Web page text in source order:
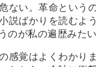
ない。革命という
説ばかりを読むよ
のが私の遍歴みたい
感覚はよくわかり